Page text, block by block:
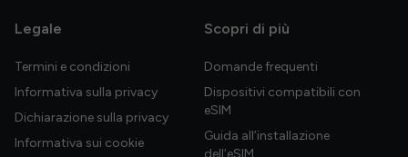
Legale
Termini e condizioni
Informativa sulla privacy
Dichiarazione sulla privacy
Informativa sui cookie
Scopri di più
Domande frequenti
Dispositivi compatibili con
eSIM
Guida all’installazione
dell’eSIM